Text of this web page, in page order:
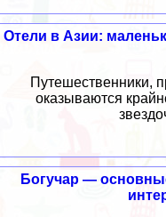
Отели в Азии:
Путешественники,
оказываются
Богучар —